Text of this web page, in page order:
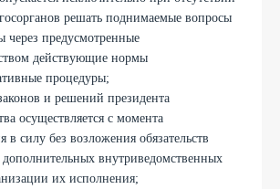
решать поднимаемые вопросы
через предусмотренные
действующие нормы
процедуры;
и решений президента
осуществляется с момента
в силу без возложения обязательств
внутриведомственных
их исполнения;